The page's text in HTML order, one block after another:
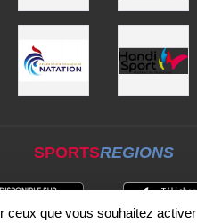
SPORTSREGIONS
ceux que vous souhaitez activer